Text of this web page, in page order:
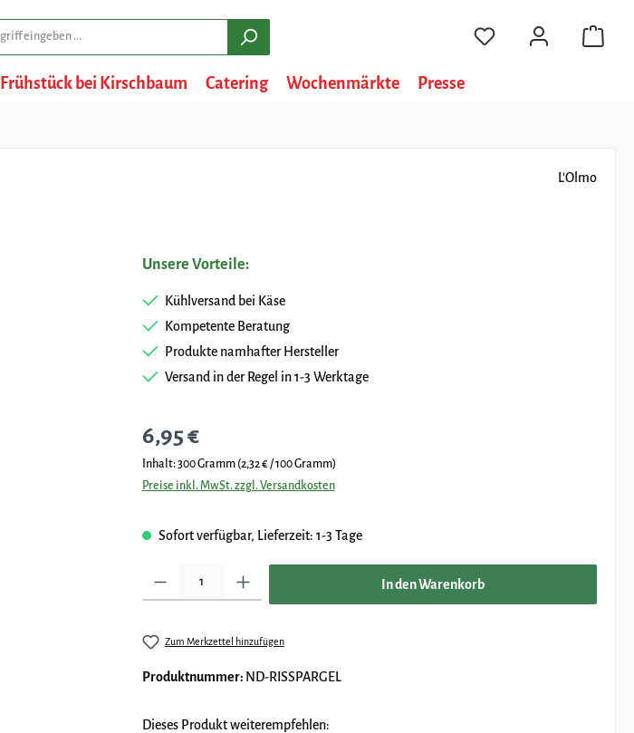
Frühstück bei Kirschbaum Catering Wochenmärkte Presse
L'Olmo
Unsere Vorteile:
Kühlversand bei Käse
Kompetente Beratung
Produkte namhafter Hersteller
Versand in der Regel in 1-3 Werktage
Regulärer Preis:
6,95 €
Inhalt:300 Gramm (2,32 € / 100 Gramm)
Preise inkl. MwSt. zzgl. Versandkosten
Sofort verfügbar, Lieferzeit: 1-3 Tage
In den Warenkorb
Zum Merkzettel hinzufügen
Produktnummer: ND-RISSPARGEL
Dieses Produkt weiterempfehlen: